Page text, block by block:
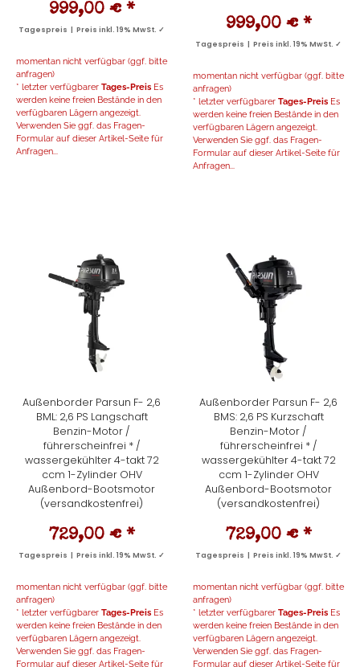
999,00 € *
Tagespreis | Preis inkl. 19% MwSt. ✓
momentan nicht verfügbar (ggf. bitte
anfragen)
* letzter verfügbarer Tages-Preis Es
werden keine freien Bestände in den
verfügbaren Lägern angezeigt.
Verwenden Sie ggf. das Fragen-
Formular auf dieser Artikel-Seite für
Anfragen...
999,00 € *
Tagespreis | Preis inkl. 19% MwSt. ✓
momentan nicht verfügbar (ggf. bitte
anfragen)
* letzter verfügbarer Tages-Preis Es
werden keine freien Bestände in den
verfügbaren Lägern angezeigt.
Verwenden Sie ggf. das Fragen-
Formular auf dieser Artikel-Seite für
Anfragen...
Außenborder Parsun F- 2,6
BML: 2,6 PS Langschaft
Benzin-Motor /
führerscheinfrei * /
wassergekühlter 4-takt 72
ccm 1-Zylinder OHV
Außenbord-Bootsmotor
(versandkostenfrei)
729,00 € *
Tagespreis | Preis inkl. 19% MwSt. ✓
momentan nicht verfügbar (ggf. bitte
anfragen)
* letzter verfügbarer Tages-Preis Es
werden keine freien Bestände in den
verfügbaren Lägern angezeigt.
Verwenden Sie ggf. das Fragen-
Formular auf dieser Artikel-Seite für
Außenborder Parsun F- 2,6
BMS: 2,6 PS Kurzschaft
Benzin-Motor /
führerscheinfrei * /
wassergekühlter 4-takt 72
ccm 1-Zylinder OHV
Außenbord-Bootsmotor
(versandkostenfrei)
729,00 € *
Tagespreis | Preis inkl. 19% MwSt. ✓
momentan nicht verfügbar (ggf. bitte
anfragen)
* letzter verfügbarer Tages-Preis Es
werden keine freien Bestände in den
verfügbaren Lägern angezeigt.
Verwenden Sie ggf. das Fragen-
Formular auf dieser Artikel-Seite für